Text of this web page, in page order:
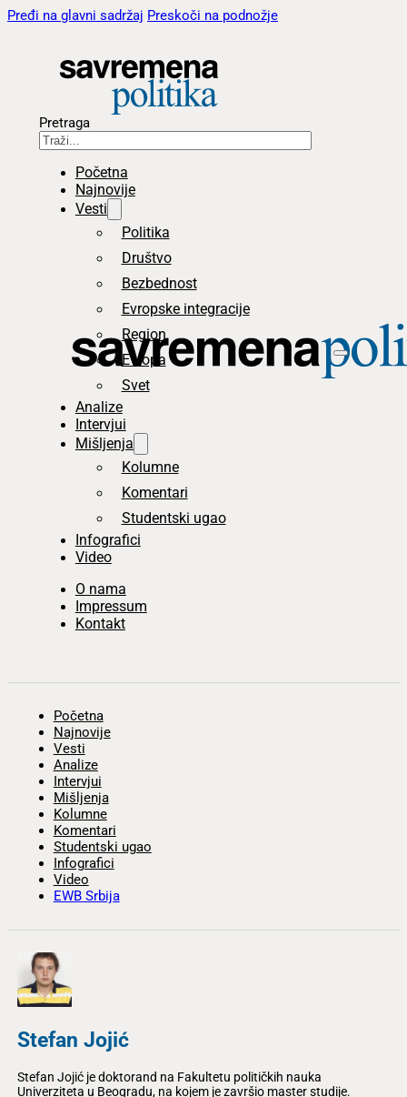
Pređi na glavni sadržaj Preskoči na podnožje
Pretraga
Početna
Najnovije
Vesti
Politika
Društvo
Bezbednost
Evropske integracije
Region
Evropa
Svet
Analize
Intervjui
Mišljenja
Kolumne
Komentari
Studentski ugao
Infografici
Video
O nama
Impressum
Kontakt
Početna
Najnovije
Vesti
Analize
Intervjui
Mišljenja
Kolumne
Komentari
Studentski ugao
Infografici
Video
EWB Srbija
Stefan Jojić
Stefan Jojić je doktorand na Fakultetu političkih nauka
Univerziteta u Beogradu, na kojem je završio master studije.